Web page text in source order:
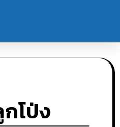
โป่ง